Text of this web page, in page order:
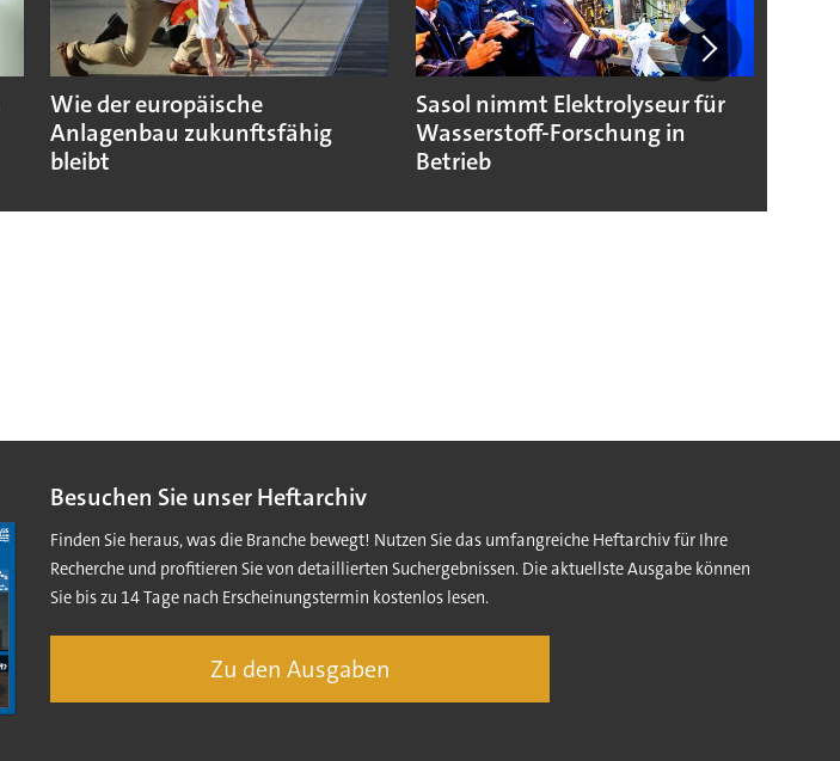
Wie der europäische
Anlagenbau zukunftsfähig
bleibt
Sasol nimmt Elektrolyseur für
Wasserstoff-Forschung in
Betrieb
Besuchen Sie unser Heftarchiv
Finden Sie heraus, was die Branche bewegt! Nutzen Sie das umfangreiche Heftarchiv für Ihre
Recherche und profitieren Sie von detaillierten Suchergebnissen. Die aktuellste Ausgabe können
Sie bis zu 14 Tage nach Erscheinungstermin kostenlos lesen.
Zu den Ausgaben